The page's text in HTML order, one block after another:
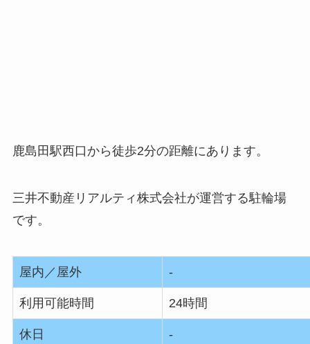
鹿島田駅西口から徒歩2分の距離にあります。
三井不動産リアルティ株式会社が運営する駐輪場
です。
屋内／屋外 ‐
利用可能時間 24時間
休日 ‐